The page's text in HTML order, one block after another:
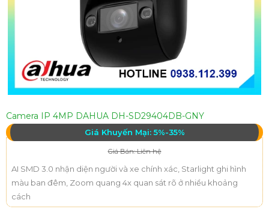
Camera IP 4MP DAHUA DH-SD29404DB-GNY
Giá Khuyến Mại: 5%-35%
Giá Bán: Liên hệ
AI SMD 3.0 nhận diện người và xe chính xác, Starlight ghi hình
màu ban đêm, Zoom quang 4x quan sát rõ ở nhiều khoảng
cách